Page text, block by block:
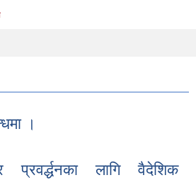
।
प्रवर्द्धनका लागि वैदेशिक